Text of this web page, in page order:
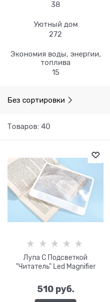
38
Уютный дом
272
Экономия воды, энергии,
топлива
15
Без сортировки
Товаров: 40
Лупа С Подсветкой
"Читатель" Led Magnifier
510 руб.